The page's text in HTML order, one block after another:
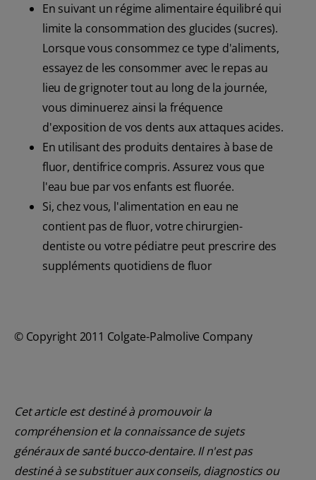
En suivant un régime alimentaire équilibré qui
limite la consommation des glucides (sucres).
Lorsque vous consommez ce type d'aliments,
essayez de les consommer avec le repas au
lieu de grignoter tout au long de la journée,
vous diminuerez ainsi la fréquence
d'exposition de vos dents aux attaques acides.
En utilisant des produits dentaires à base de
fluor, dentifrice compris. Assurez vous que
l'eau bue par vos enfants est fluorée.
Si, chez vous, l'alimentation en eau ne
contient pas de fluor, votre chirurgien-
dentiste ou votre pédiatre peut prescrire des
suppléments quotidiens de fluor
© Copyright 2011 Colgate-Palmolive Company
Cet article est destiné à promouvoir la
compréhension et la connaissance de sujets
généraux de santé bucco-dentaire. Il n'est pas
destiné à se substituer aux conseils, diagnostics ou